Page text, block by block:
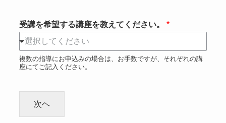
受講を希望する講座を教えてください。 *
選択してください
複数の指導にお申込みの場合は、お手数ですが、それぞれの講
座にてご記入ください。
次ヘ